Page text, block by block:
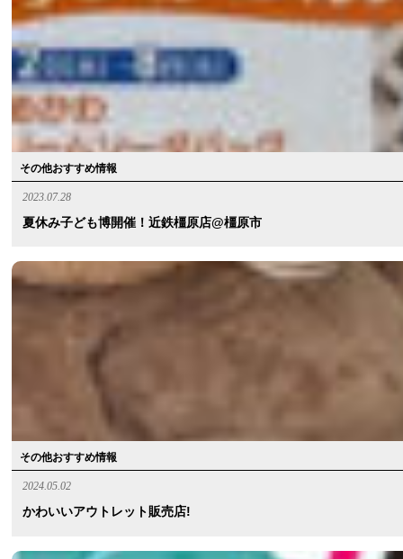
その他おすすめ情報
2023.07.28
夏休み子ども博開催！近鉄橿原店@橿原市
その他おすすめ情報
2024.05.02
かわいいアウトレット販売店!